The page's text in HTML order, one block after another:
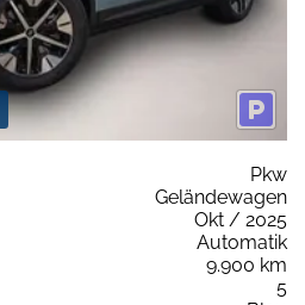
Pkw
Geländewagen
Okt / 2025
Automatik
9.900 km
5